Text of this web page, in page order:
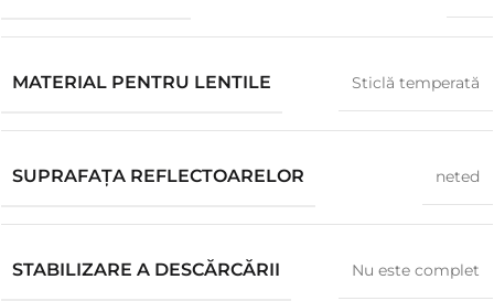
MATERIAL PENTRU LENTILE Sticlă temperată
SUPRAFAȚA REFLECTOARELOR neted
STABILIZARE A DESCĂRCĂRII Nu este complet